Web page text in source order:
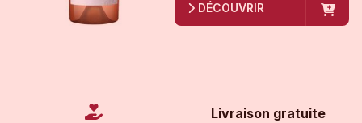
DÉCOUVRIR
Livraison gratuite